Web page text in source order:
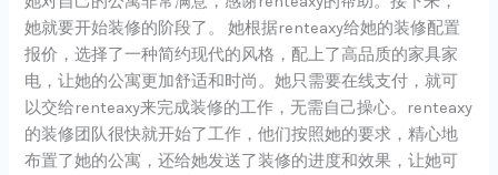
她就要开始装修的阶段了。 她根据renteaxy给她的装修配置
报价，选择了一种简约现代的风格，配上了高品质的家具家
电，让她的公寓更加舒适和时尚。她只需要在线支付，就可
以交给renteaxy来完成装修的工作，无需自己操心。renteaxy
的装修团队很快就开始了工作，他们按照她的要求，精心地
布置了她的公寓，还给她发送了装修的进度和效果，让她可